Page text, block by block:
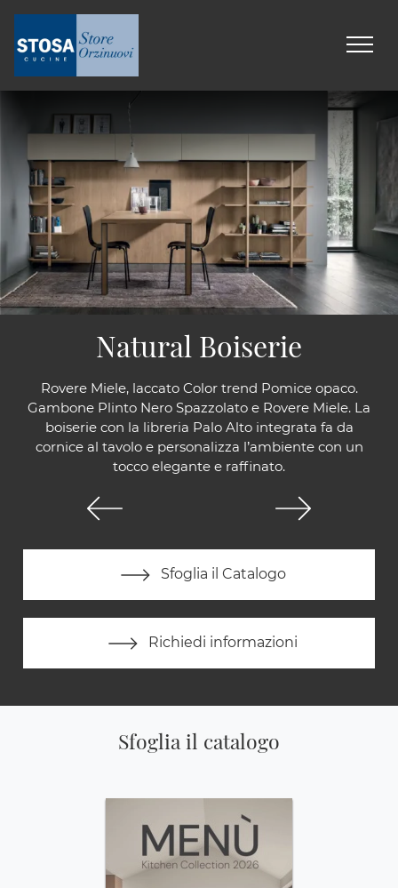
Rovere Miele, laccato Color trend Pomice opaco.
Gambone Plinto Nero Spazzolato e Rovere Miele. La
boiserie con la libreria Palo Alto integrata fa da
cornice al tavolo e personalizza l’ambiente con un
tocco elegante e raffinato.
Sfoglia il Catalogo
Richiedi informazioni
Natural Boiserie
Sfoglia il catalogo